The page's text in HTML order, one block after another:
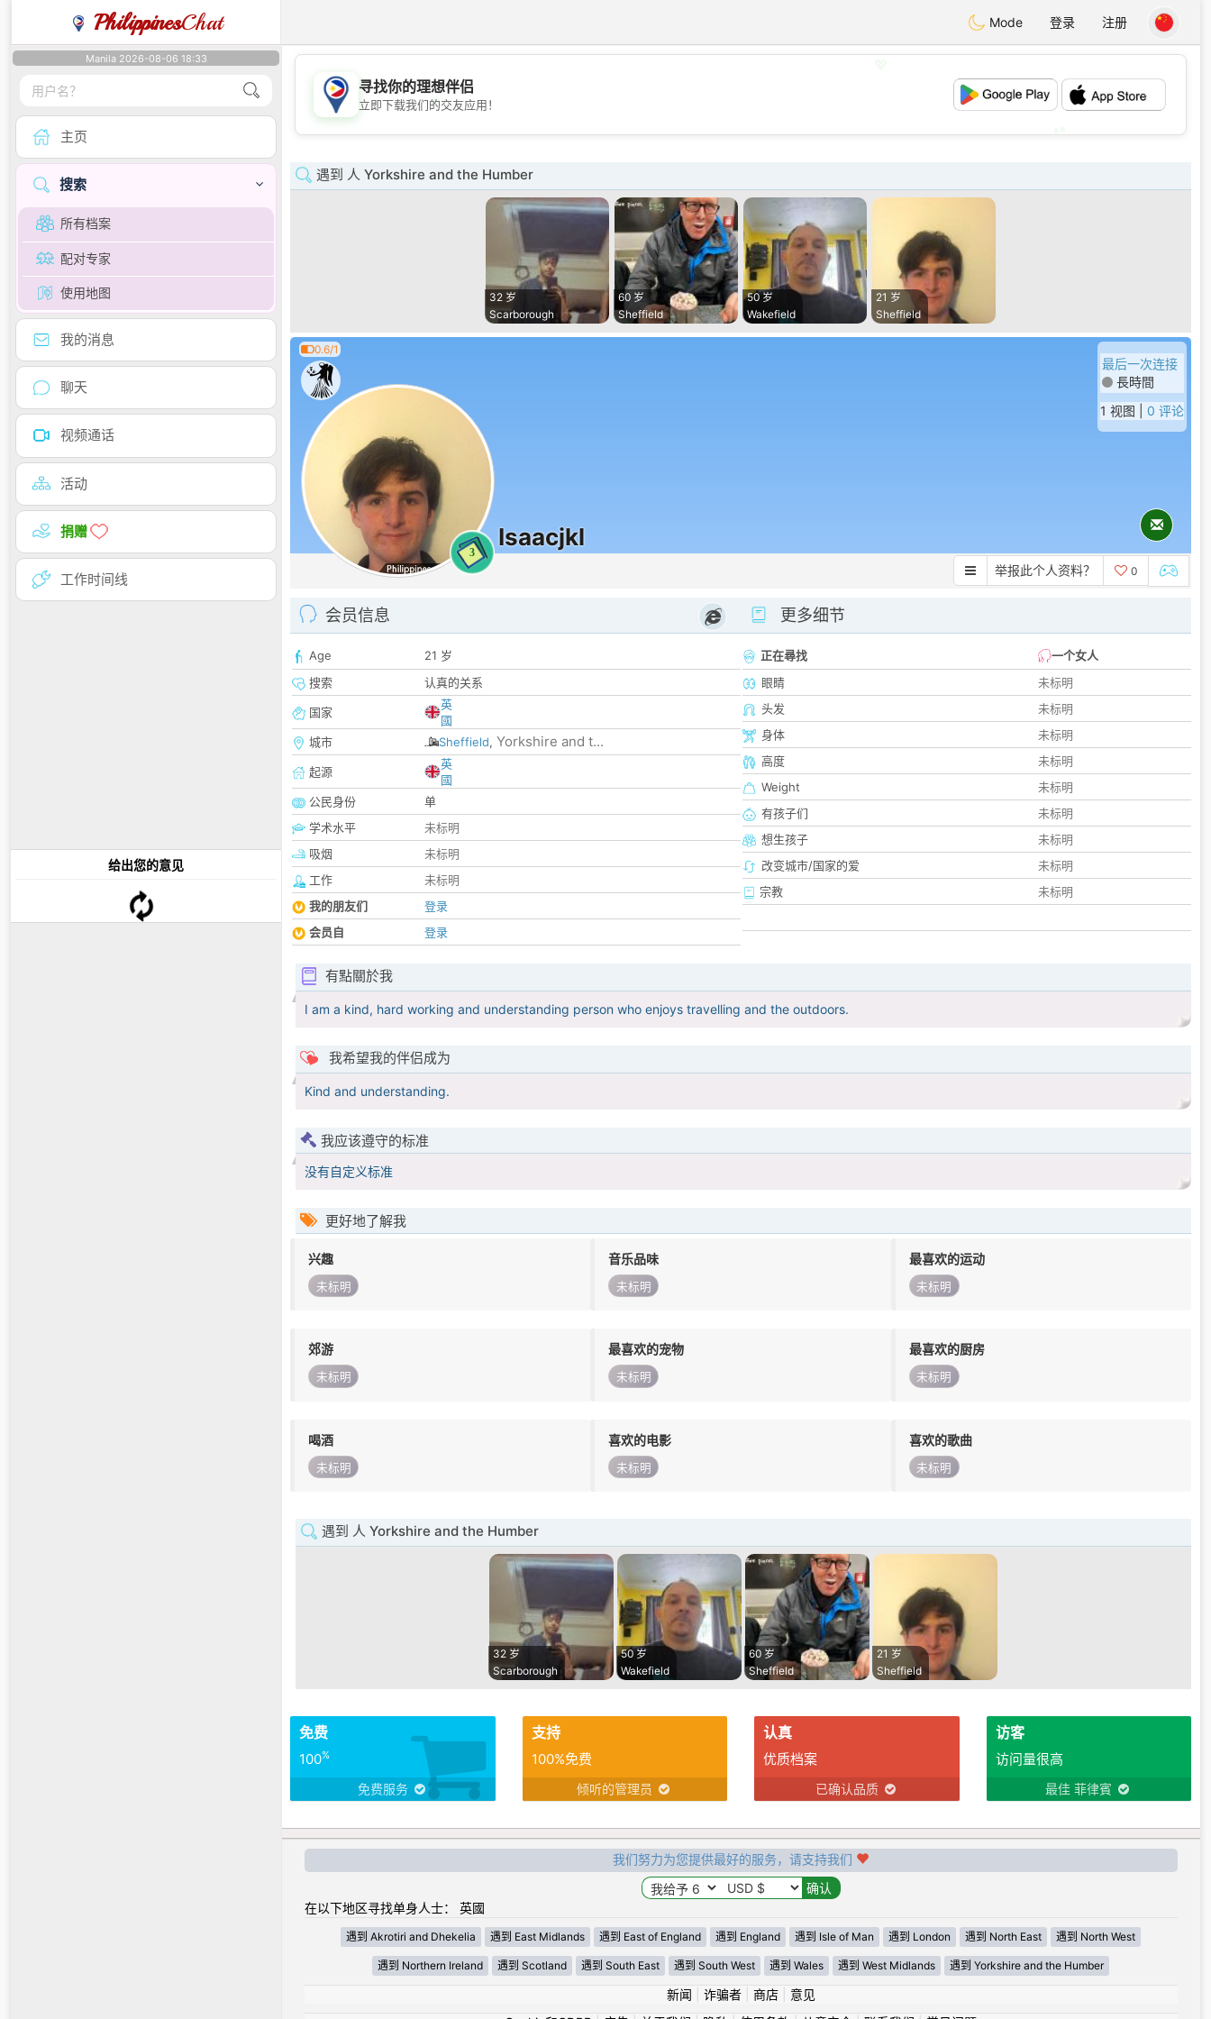
PhilippinesChat Mode 登录 注册
Manila 2026-08-06 18:33
主页
搜索
所有档案
配对专家
使用地图
我的消息
聊天
视频通话
活动
捐赠
工作时间线
给出您的意见
💖
💕
寻找你的理想伴侣
立即下载我们的交友应用！
遇到 人 Yorkshire and the Humber
32 岁
Scarborough
60 岁
Sheffield
50 岁
Wakefield
21 岁
Sheffield
0.6/1
3
Isaacjkl
最后一次连接
長時間
1 视图 | 0 评论
举报此个人资料？ 0
会员信息
Age
21 岁
搜索
认真的关系
国家
英
國
城市
Sheffield, Yorkshire and t...
起源
英
國
公民身份
单
学术水平
未标明
吸烟
未标明
工作
未标明
我的朋友们
登录
会员自
登录
更多细节
正在尋找
一个女人
眼睛
未标明
头发
未标明
身体
未标明
高度
未标明
Weight
未标明
有孩子们
未标明
想生孩子
未标明
改变城市/国家的爱
未标明
宗教
未标明
有點關於我
I am a kind, hard working and understanding person who enjoys travelling and the outdoors.
我希望我的伴侣成为
Kind and understanding.
我应该遵守的标准
没有自定义标准
更好地了解我
兴趣
未标明
音乐品味
未标明
最喜欢的运动
未标明
郊游
未标明
最喜欢的宠物
未标明
最喜欢的厨房
未标明
喝酒
未标明
喜欢的电影
未标明
喜欢的歌曲
未标明
遇到 人 Yorkshire and the Humber
32 岁
Scarborough
50 岁
Wakefield
60 岁
Sheffield
21 岁
Sheffield
免费
100%
免费服务
支持
100%免费
倾听的管理员
认真
优质档案
已确认品质
访客
访问量很高
最佳 菲律賓
我们努力为您提供最好的服务，请支持我们
在以下地区寻找单身人士： 英國
遇到 Akrotiri and Dhekelia 遇到 East Midlands 遇到 East of England 遇到 England 遇到 Isle of Man 遇到 London 遇到 North East 遇到 North West
遇到 Northern Ireland 遇到 Scotland 遇到 South East 遇到 South West 遇到 Wales 遇到 West Midlands 遇到 Yorkshire and the Humber
新闻 诈骗者| 商店| 意见